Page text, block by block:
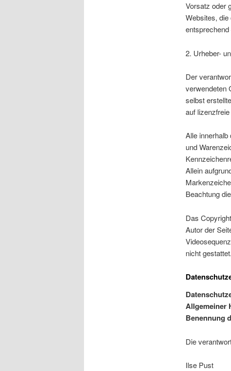
Vorsatz oder
Websites,
2. Urheber-
Der
verwendeten
selbst
auf
Alle
und
Allein
Beachtung
Das
Autor der
nicht gestattet.
Allgemeiner
Benennung
Die
Ilse Pust